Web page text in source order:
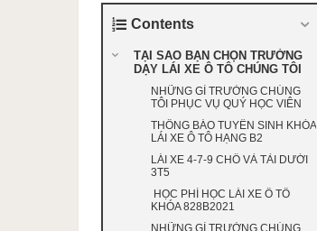
Contents
TẠI SAO BẠN CHỌN TRƯỜNG
DẠY LÁI XE Ô TÔ CHÚNG TÔI
NHỮNG GÌ TRƯỜNG CHÚNG
TÔI PHỤC VỤ QUÝ HỌC VIÊN
THÔNG BÁO TUYỂN SINH KHÓA
LÁI XE Ô TÔ HẠNG B2
LÁI XE 4-7-9 CHỔ VÀ TẢI DƯỚI
3T5
HỌC PHÍ HỌC LÁI XE Ô TÔ
KHÓA 828B2021
NHỮNG GÌ TRƯỜNG CHÚNG